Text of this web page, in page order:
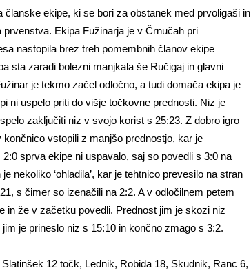
ekipe, ki se bori za obstanek med prvoligaši in
Ekipa Fužinarja je v Črnučah pri
nastopila brez treh pomembnih članov ekipe
sta zaradi bolezni manjkala še Ručigaj in glavni
je tekmo začel odločno, a tudi domača ekipa je
ni uspelo priti do višje točkovne prednosti. Niz je
zaključiti niz v svojo korist s 25:23. Z dobro igro
vstopili z manjšo prednostjo, kar je
sprva ekipe ni uspavalo, saj so povedli s 3:0 na
nekoliko ‘ohladila’, kar je tehtnico prevesilo na stran
s čimer so izenačili na 2:2. A v odločilnem petem
in že v začetku povedli. Prednost jim je skozi niz
je prineslo niz s 15:10 in končno zmago s 3:2.
12 točk, Lednik, Robida 18, Skudnik, Ranc 6,